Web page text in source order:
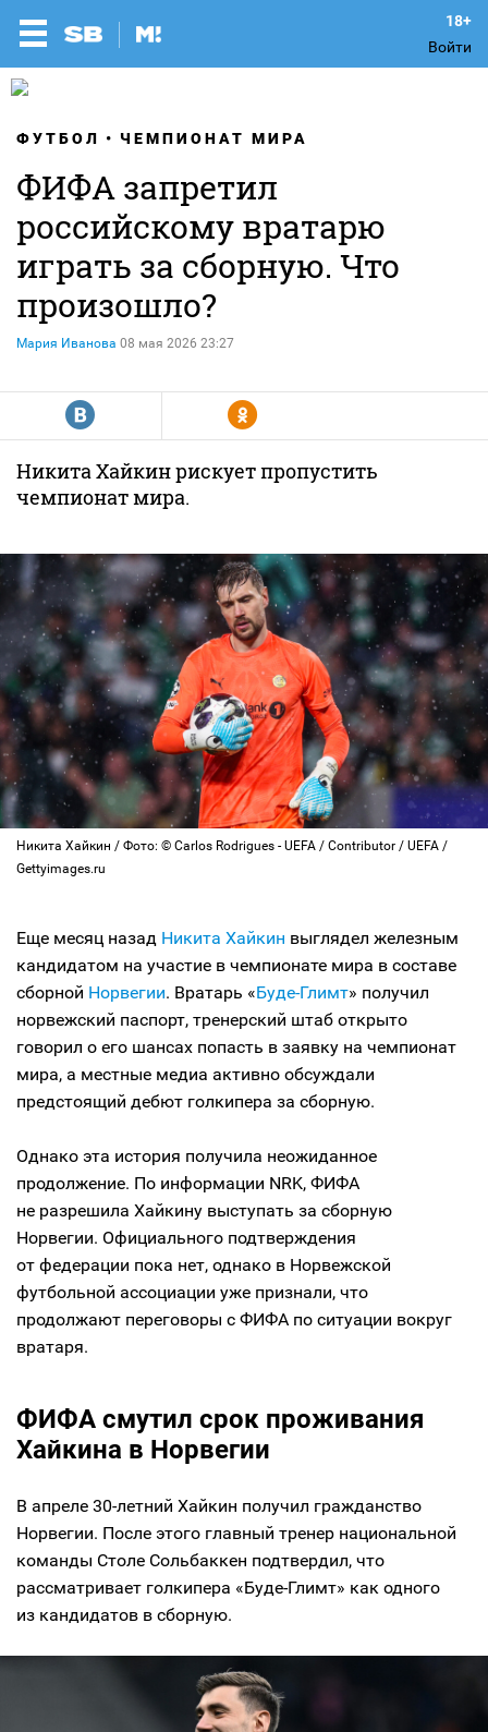
Войти
ФУТБОЛ ЧЕМПИОНАТ МИРА
ФИФА запретил
российскому вратарю
играть за сборную. Что
произошло?
Мария Иванова 08 мая 2026 23:27
R Y
Никита Хайкин рискует пропустить
чемпионат мира.
Никита Хайкин / Фото: © Carlos Rodrigues - UEFA / Contributor / UEFA /
Gettyimages.ru
Еще месяц назад Никита Хайкин выглядел железным
кандидатом на участие в чемпионате мира в составе
сборной Норвегии. Вратарь «Буде-Глимт» получил
норвежский паспорт, тренерский штаб открыто
говорил о его шансах попасть в заявку на чемпионат
мира, а местные медиа активно обсуждали
предстоящий дебют голкипера за сборную.
Однако эта история получила неожиданное
продолжение. По информации NRK, ФИФА
не разрешила Хайкину выступать за сборную
Норвегии. Официального подтверждения
от федерации пока нет, однако в Норвежской
футбольной ассоциации уже признали, что
продолжают переговоры с ФИФА по ситуации вокруг
вратаря.
ФИФА смутил срок проживания
Хайкина в Норвегии
В апреле 30-летний Хайкин получил гражданство
Норвегии. После этого главный тренер национальной
команды Столе Сольбаккен подтвердил, что
рассматривает голкипера «Буде-Глимт» как одного
из кандидатов в сборную.